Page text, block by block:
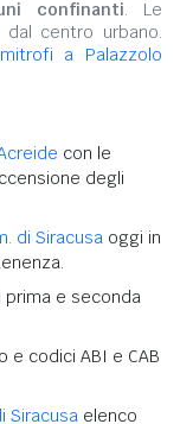
confinanti. Le
centro urbano.
a Palazzolo
con le
degli
di Siracusa oggi in
prima e seconda
e codici ABI e CAB
Siracusa elenco